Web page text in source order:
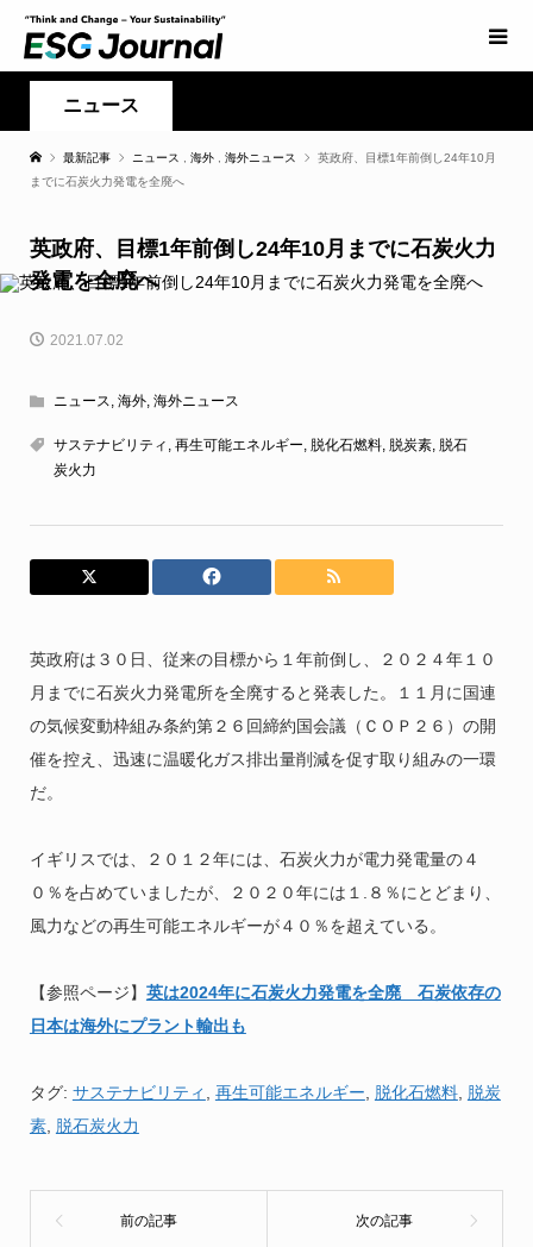
ニュース
最新記事 ニュース 海外 海外ニュース
英政府、目標1年前倒し24年10月
までに石炭火力発電を全廃へ
英政府、目標1年前倒し24年10月までに石炭火力
発電を全廃へ
2021.07.02
ニュース, 海外, 海外ニュース
サステナビリティ , 再生可能エネルギー, 脱化石燃料, 脱炭素, 脱石
炭火力
英政府は３０日、従来の目標から１年前倒し、２０２４年１０
月までに石炭火力発電所を全廃すると発表した。１１月に国連
の気候変動枠組み条約第２６回締約国会議（ＣＯＰ２６）の開
催を控え、迅速に温暖化ガス排出量削減を促す取り組みの一環
だ。
イギリスでは、２０１２年には、石炭火力が電力発電量の４
０％を占めていましたが、２０２０年には１.８％にとどまり、
風力などの再生可能エネルギーが４０％を超えている。
【参照ページ】 英は2024年に石炭火力発電を全廃 石炭依存の
日本は海外にプラント輸出も
タグ: サステナビリティ 再生可能エネルギー 脱化石燃料, 脱炭
素, 脱石炭火力